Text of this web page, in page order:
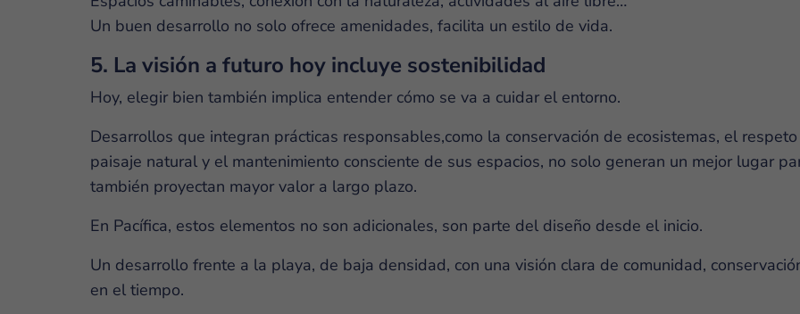
Un buen desarrollo no solo ofrece amenidades, facilita un estilo de vida.
5. La visión a futuro hoy incluye sostenibilidad
Hoy, elegir bien también implica entender cómo se va a cuidar el entorno.
Desarrollos que integran prácticas responsables,como la conservación de ecosistemas, el
paisaje natural y el mantenimiento consciente de sus espacios, no solo generan un mejor lugar
también proyectan mayor valor a largo plazo.
En Pacífica, estos elementos no son adicionales, son parte del diseño desde el inicio.
Un desarrollo frente a la playa, de baja densidad, con una visión clara de comunidad,
en el tiempo.